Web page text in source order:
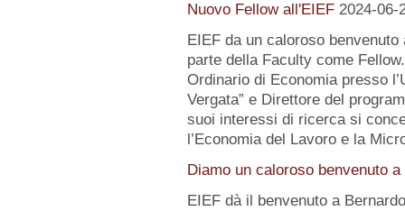
Nuovo Fellow all'EIEF 2024-06-
EIEF da un caloroso
parte della Faculty come
Ordinario di Economia presso
Vergata” e Direttore del
suoi interessi di ricerca si
l’Economia del Lavoro e la
Diamo un caloroso benvenuto
EIEF dà il benvenuto a